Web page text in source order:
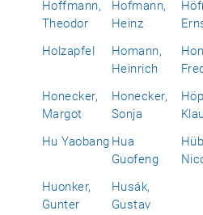
Hoffmann,
Theodor
Hofmann,
Heinz
Holzapfel
Homann,
Heinrich
Honecker,
Margot
Honecker,
Sonja
Hu Yaobang Hua
Guofeng
Huonker,
Gunter
Husák,
Gustav